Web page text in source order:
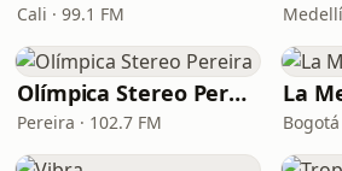
Cali · 99.1 FM
Olímpica Stereo Pereira
Pereira · 102.7 FM
La
Bogotá